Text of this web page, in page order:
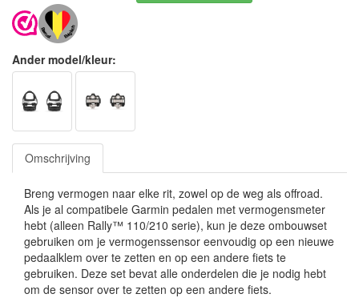
Ander model/kleur:
Omschrijving
Breng vermogen naar elke rit, zowel op de weg als offroad.
Als je al compatibele Garmin pedalen met vermogensmeter
hebt (alleen Rally™ 110/210 serie), kun je deze ombouwset
gebruiken om je vermogenssensor eenvoudig op een nieuwe
pedaalklem over te zetten en op een andere fiets te
gebruiken. Deze set bevat alle onderdelen die je nodig hebt
om de sensor over te zetten op een andere fiets.